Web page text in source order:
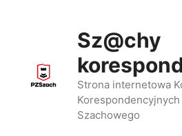
Sz@chy
Strona internetowa
Szachowego